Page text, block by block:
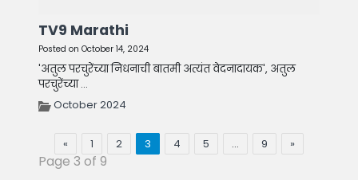
TV9 Marathi
Posted on October 14, 2024
'अतुल परचुरेंच्या निधनाची बातमी अत्यंत वेदनादायक', अतुल
परचुरेंच्या ...
October 2024
« 1 2 3 4 5 … 9 »
Page 3 of 9